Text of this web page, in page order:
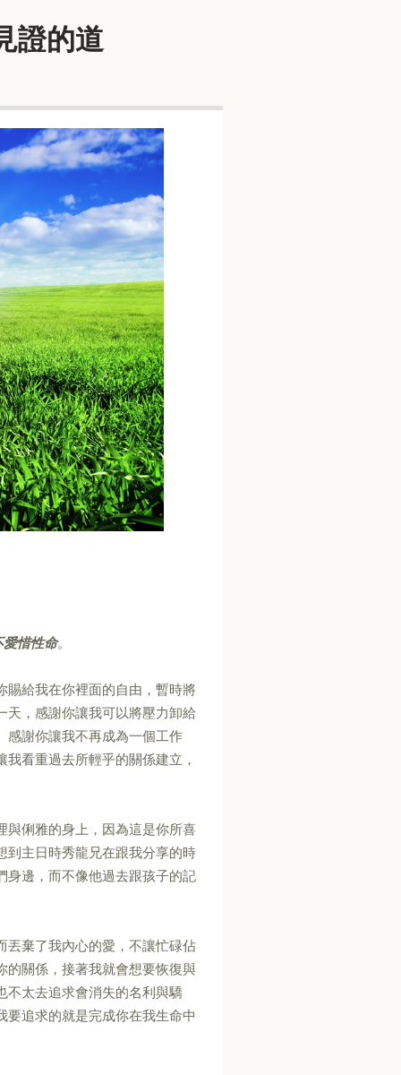
證的道
愛惜性命。
賜給我在你裡面的自由，暫時將
天，感謝你讓我可以將壓力卸給
感謝你讓我不再成為一個工作
看重過去所輕乎的關係建立，
與俐雅的身上，因為這是你所喜
到主日時秀龍兄在跟我分享的時
身邊，而不像他過去跟孩子的記
丟棄了我內心的愛，不讓忙碌佔
的關係，接著我就會想要恢復與
不太去追求會消失的名利與驕
追求的就是完成你在我生命中